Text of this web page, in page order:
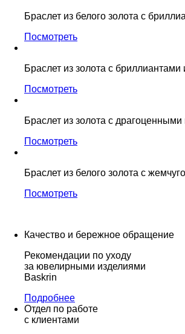
Браслет из белого золота с
Посмотреть
Браслет из золота с
Посмотреть
Браслет из золота с
Посмотреть
Браслет из белого золота c
Посмотреть
Качество и бережное обращение
Рекомендации по уходу
за ювелирными изделиями
Baskrin
Подробнее
Отдел по работе
с клиентами